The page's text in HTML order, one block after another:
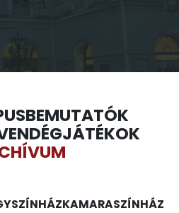
BEMUTATÓK
KAMARASZÍNHÁZ